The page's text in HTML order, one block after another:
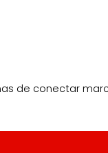
de conectar